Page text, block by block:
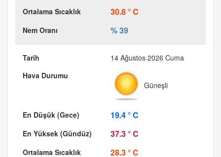
30.8 ° C
% 39
14 Ağustos 2026 Cuma
Güneşli
19.4 ° C
37.3 ° C
28.3 ° C